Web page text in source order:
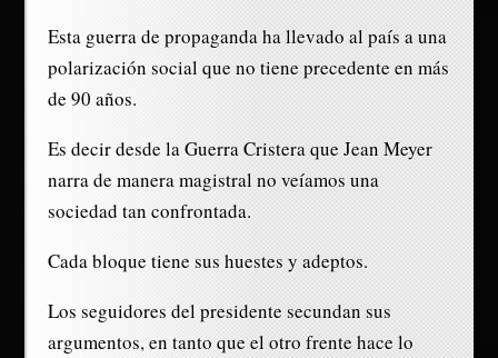
Esta guerra de propaganda ha llevado al país a una
polarización social que no tiene precedente en más
de 90 años.
Es decir desde la Guerra Cristera que Jean Meyer
narra de manera magistral no veíamos una
sociedad tan confrontada.
Cada bloque tiene sus huestes y adeptos.
Los seguidores del presidente secundan sus
argumentos, en tanto que el otro frente hace lo